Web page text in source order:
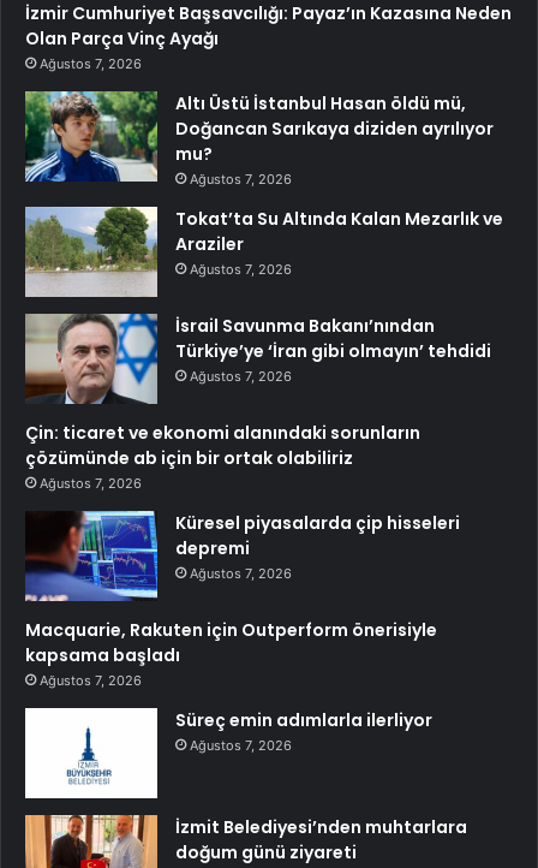
İzmir Cumhuriyet Başsavcılığı: Payaz’ın Kazasına Neden
Olan Parça Vinç Ayağı
Ağustos 7, 2026
Altı Üstü İstanbul Hasan öldü mü,
Doğancan Sarıkaya diziden ayrılıyor
mu?
Ağustos 7, 2026
Tokat’ta Su Altında Kalan Mezarlık ve
Araziler
Ağustos 7, 2026
İsrail Savunma Bakanı’nından
Türkiye’ye ‘İran gibi olmayın’ tehdidi
Ağustos 7, 2026
Çin: ticaret ve ekonomi alanındaki sorunların
çözümünde ab için bir ortak olabiliriz
Ağustos 7, 2026
Küresel piyasalarda çip hisseleri
depremi
Ağustos 7, 2026
Macquarie, Rakuten için Outperform önerisiyle
kapsama başladı
Ağustos 7, 2026
Süreç emin adımlarla ilerliyor
Ağustos 7, 2026
İzmit Belediyesi’nden muhtarlara
doğum günü ziyareti